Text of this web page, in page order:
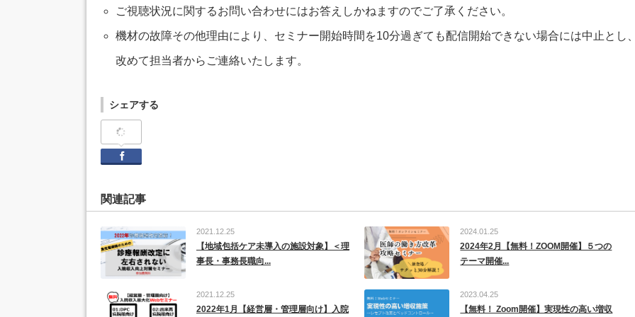
ご視聴状況に関するお問い合わせにはお答えしかねますのでご了承ください。
機材の故障その他理由により、セミナー開始時間を10分過ぎても配信開始できない場合には中止とし
改めて担当者からご連絡いたします。
シェアする
関連記事
2021.12.25
【地域包括ケア未導入の施設対象】＜理
事長・事務長職向...
2024.01.25
2024年2月【無料！ZOOM開催】５つの
テーマ開催...
2021.12.25
2022年1月【経営層・管理層向け】入院
2023.04.25
【無料！ Zoom開催】実現性の高い増収